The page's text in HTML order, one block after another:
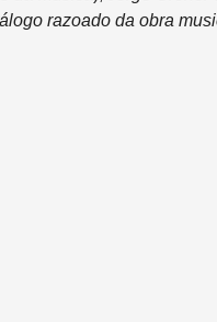
razoado da obra